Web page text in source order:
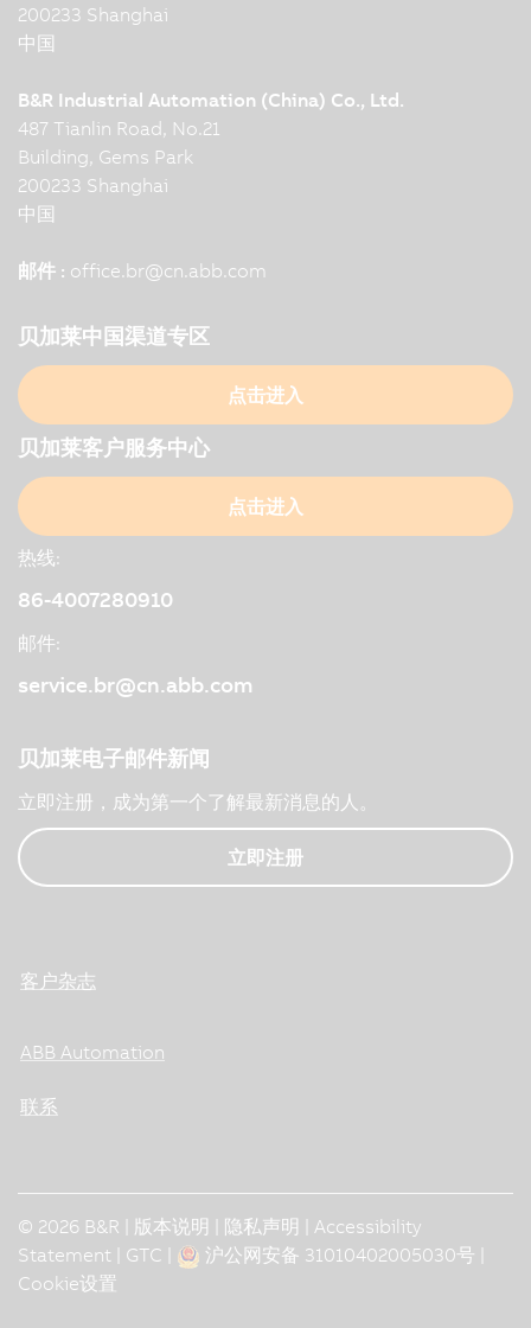
200233 Shanghai
中国
B&R Industrial Automation (China) Co., Ltd.
487 Tianlin Road, No.21
Building, Gems Park
200233 Shanghai
中国
邮件 : office.br@cn.abb.com
贝加莱中国渠道专区
点击进入
贝加莱客户服务中心
点击进入
热线:
86-4007280910
邮件:
service.br@cn.abb.com
贝加莱电子邮件新闻
立即注册，成为第一个了解最新消息的人。
立即注册
客户杂志
ABB Automation
联系
© 2026 B&R | 版本说明 隐私声明
Accessibility
Statement
GTC 沪公网安备 31010402005030号
Cookie设置